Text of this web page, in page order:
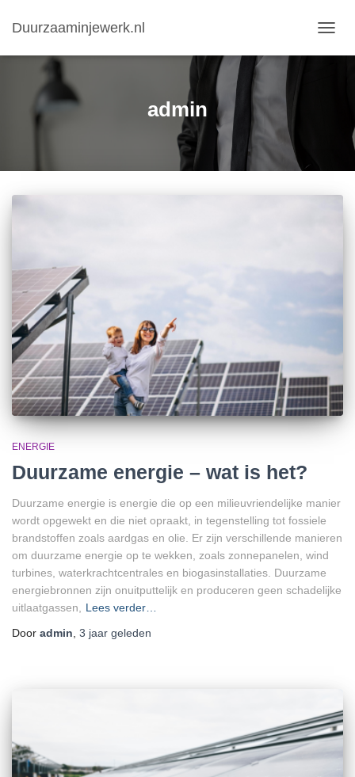
Duurzaaminjewerk.nl
admin
ENERGIE
Duurzame energie – wat is het?
Duurzame energie is energie die op een milieuvriendelijke manier
wordt opgewekt en die niet opraakt, in tegenstelling tot fossiele
brandstoffen zoals aardgas en olie. Er zijn verschillende manieren
om duurzame energie op te wekken, zoals zonnepanelen, wind
turbines, waterkrachtcentrales en biogasinstallaties. Duurzame
energiebronnen zijn onuitputtelijk en produceren geen schadelijke
uitlaatgassen,
Lees verder…
Door admin 3 jaar geleden